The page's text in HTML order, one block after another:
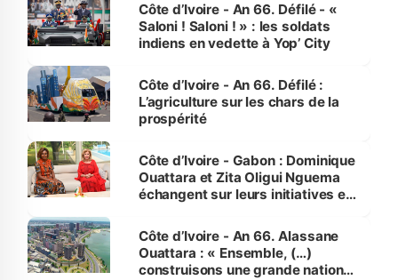
Côte d’Ivoire - An 66. Défilé - «
Saloni ! Saloni ! » : les soldats
indiens en vedette à Yop’ City
Côte d’Ivoire - An 66. Défilé :
L’agriculture sur les chars de la
prospérité
Côte d’Ivoire - Gabon : Dominique
Ouattara et Zita Oligui Nguema
échangent sur leurs initiatives en
enfants
Côte d’Ivoire - An 66. Alassane
Ouattara : « Ensemble, (…)
construisons une grande nation